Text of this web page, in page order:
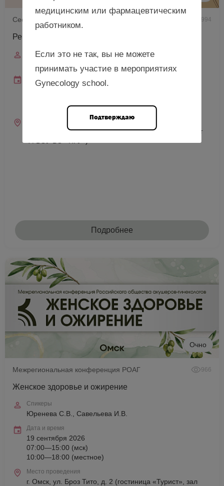
994
Рецепты сохранения женского здоровья, г. Пенза
Спикер
18 сентября 2026
10:00—18:00 (местное)
г. Пенза, ул. Лермонтова, д. 3 (Медицинский институт
Подробнее
Очно
Межрегиональная конференция РОАГ 966
Женское здоровье и ожирение
Спикеры
Юренева С.В., Савельева И.В.
Дата и время
19 сентября 2026
07:00—15:00 (мск)
10:00—18:00 (местное)
Место проведения
г. Омск, ул. Броз Тито, д. 2 (гостиница «Турист», зал
медицинским или фармацевтическим
работником.
Если это не так, вы не можете
принимать участие в мероприятиях
Gynecology school.
Подтверждаю